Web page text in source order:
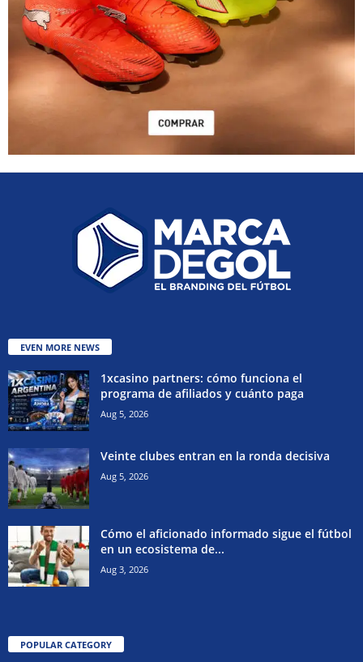
EVEN MORE NEWS
1xcasino partners: cómo funciona el
programa de afiliados y cuánto paga
Aug 5, 2026
Veinte clubes entran en la ronda decisiva
Aug 5, 2026
Cómo el aficionado informado sigue el fútbol
en un ecosistema de...
Aug 3, 2026
POPULAR CATEGORY